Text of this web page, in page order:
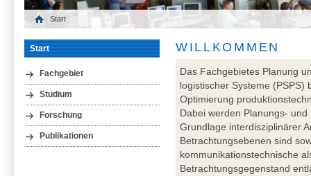
Start
Start
Fachgebiet
Studium
Forschung
Publikationen
WILLKOMMEN
Das Fachgebietes Planung
logistischer Systeme (PSPS)
Optimierung
Dabei werden Planungs-
Grundlage interdisziplinärer
Betrachtungsebenen sind
kommunikationstechnische
Betrachtungsgegenstand